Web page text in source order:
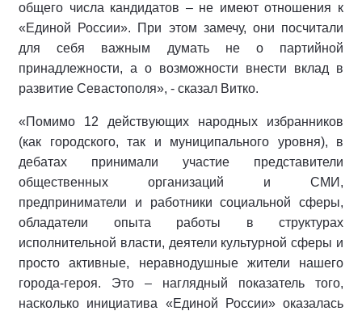
общего числа кандидатов – не имеют отношения к
«Единой России». При этом замечу, они посчитали
для себя важным думать не о партийной
принадлежности, а о возможности внести вклад в
развитие Севастополя», - сказал Витко.
«Помимо 12 действующих народных избранников
(как городского, так и муниципального уровня), в
дебатах принимали участие представители
общественных организаций и СМИ,
предприниматели и работники социальной сферы,
обладатели опыта работы в структурах
исполнительной власти, деятели культурной сферы и
просто активные, неравнодушные жители нашего
города-героя. Это – наглядный показатель того,
насколько инициатива «Единой России» оказалась